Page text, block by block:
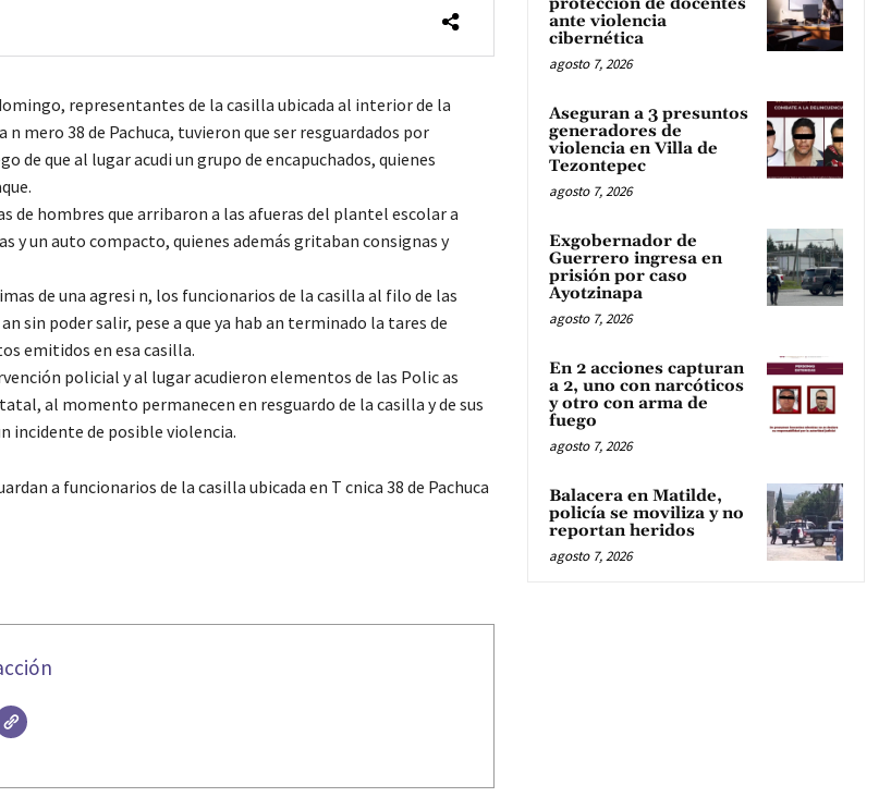
representantes de la casilla ubicada al interior de la
n mero 38 de Pachuca, tuvieron que ser resguardados por
de que al lugar acudi un grupo de encapuchados, quienes
de hombres que arribaron a las afueras del plantel escolar a
y un auto compacto, quienes además gritaban consignas y
de una agresi n, los funcionarios de la casilla al filo de las
sin poder salir, pese a que ya hab an terminado la tares de
emitidos en esa casilla.
policial y al lugar acudieron elementos de las Polic as
al momento permanecen en resguardo de la casilla y de sus
incidente de posible violencia.
a funcionarios de la casilla ubicada en T cnica 38 de Pachuca
protección de docentes
ante violencia
cibernética
agosto 7, 2026
Aseguran a 3 presuntos
generadores de
violencia en Villa de
Tezontepec
agosto 7, 2026
Exgobernador de
Guerrero ingresa en
prisión por caso
Ayotzinapa
agosto 7, 2026
En 2 acciones capturan
a 2, uno con narcóticos
y otro con arma de
fuego
agosto 7, 2026
Balacera en Matilde,
policía se moviliza y no
reportan heridos
agosto 7, 2026